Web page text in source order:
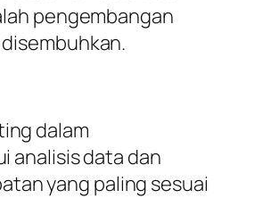
pengembangan
dalam
analisis data dan
yang paling sesuai